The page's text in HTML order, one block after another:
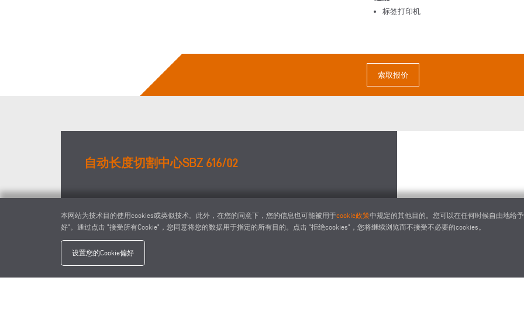
标签打印机
索取报价
自动长度切割中心SBZ 616/02
本网站为技术目的使用cookies或类似技术。此外，在您的同意下，您的信息也可能被用于cookie政策中规定的其他目的。您可以在任何时候自由地给
好"。通过点击 "接受所有Cookie"，您同意将您的数据用于指定的所有目的。点击 "拒绝cookies"，您将继续浏览而不接受不必要的cookies。
设置您的Cookie偏好